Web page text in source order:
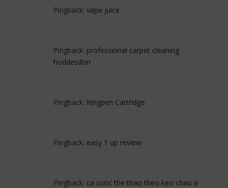
Pingback: vape juice
Pingback: professional carpet cleaning
hoddesdon
Pingback: Kingpen Cartridge
Pingback: easy 1 up review
Pingback: ca cuoc the thao theo keo chau a